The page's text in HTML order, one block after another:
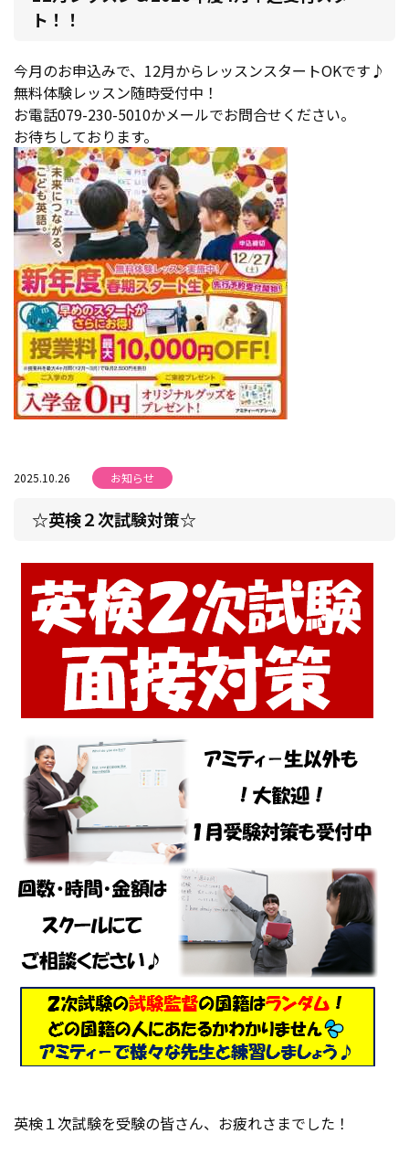
ト！！
今月のお申込みで、12月からレッスンスタートOKです♪
無料体験レッスン随時受付中！
お電話079-230-5010かメールでお問合せください。
お待ちしております。
2025.10.26 お知らせ
☆英検２次試験対策☆
英検１次試験を受験の皆さん、お疲れさまでした！